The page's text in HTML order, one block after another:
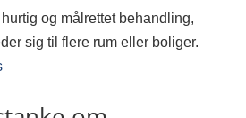
og målrettet behandling,
sig til flere rum eller boliger.